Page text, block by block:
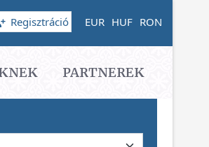
Regisztráció EUR HUF RON
PARTNEREK